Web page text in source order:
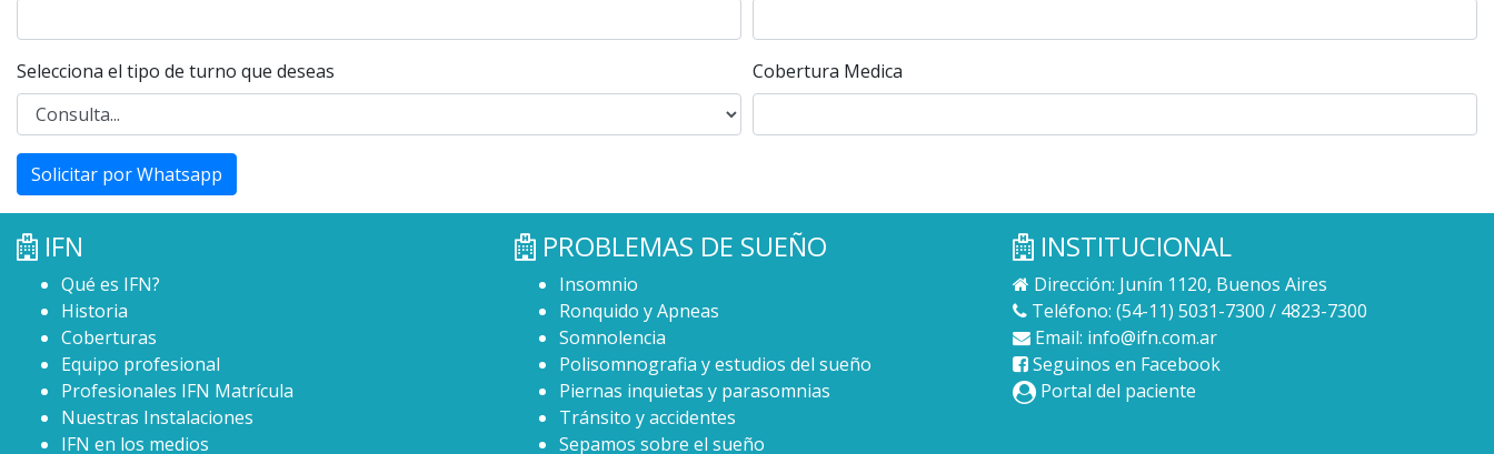
Selecciona el tipo de turno que deseas Cobertura Medica
Solicitar por Whatsapp
IFN
Qué es IFN?
Historia
Coberturas
Equipo profesional
Profesionales IFN Matrícula
Nuestras Instalaciones
IFN en los medios
PROBLEMAS DE SUEÑO
Insomnio
Ronquido y Apneas
Somnolencia
Polisomnografia y estudios del sueño
Piernas inquietas y parasomnias
Tránsito y accidentes
Sepamos sobre el sueño
INSTITUCIONAL
Dirección: Junín 1120, Buenos Aires
Teléfono: (54-11) 5031-7300 / 4823-7300
Email: info@ifn.com.ar
Seguinos en Facebook
Portal del paciente